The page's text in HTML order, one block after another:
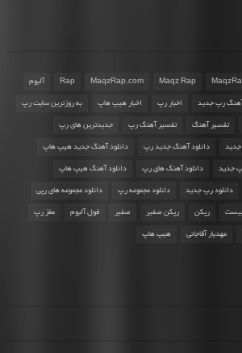
Maqz Rap
MaqzRap.com
Rap آلبوم
آهنگ رپ جدید اخبار رپ اخبار هیپ هاپ به روزترین سایت رپ
تفسیر آهنگ تفسیر آهنگ رپ جدیدترین های رپ
جدید دانلود آهنگ جدید رپ دانلود آهنگ جدید هیپ هاپ
جدید دانلود آهنگ های رپ دانلود آهنگ هیپ هاپ
دانلود رپ جدید دانلود مجموعه رپ دانلود مجموعه های رپی
رپکن رپکن صفیر صفیر فول آلبوم مغز رپ
مهدیار آقاجانی هیپ هاپ